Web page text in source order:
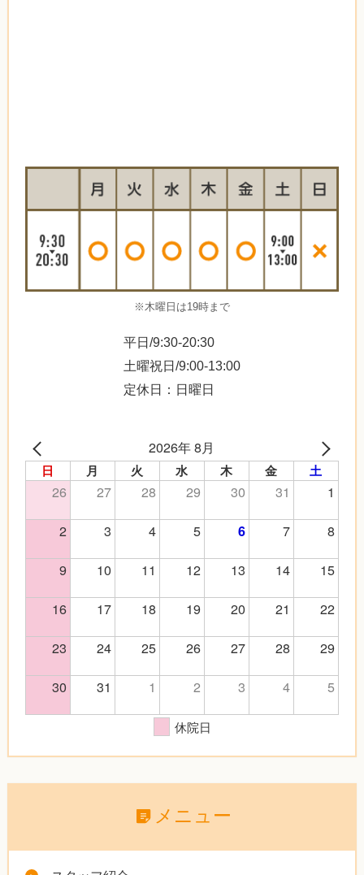
※木曜日は19時まで
平日/9:30-20:30
土曜祝日/9:00-13:00
定休日：日曜日
2026年 8月
日 月 火 水 木 金 土
26 27 28 29 30 31
1
2
3 4 5 6 7
8
9
10 11 12 13 14
15
16
17 18 19 20 21
22
23
24 25 26 27 28
29
30
31 1 2 3 4 5
休院日
メニュー